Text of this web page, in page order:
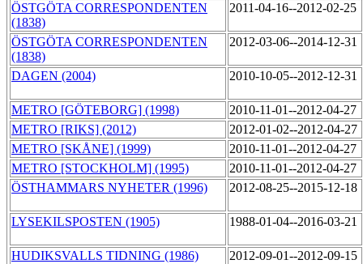
ÖSTGÖTA CORRESPONDENTEN
(1838)
2011-04-16--2012-02-25
ÖSTGÖTA CORRESPONDENTEN
(1838)
2012-03-06--2014-12-31
DAGEN (2004) 2010-10-05--2012-12-31
METRO [GÖTEBORG] (1998)
2010-11-01--2012-04-27
METRO [RIKS] (2012)
2012-01-02--2012-04-27
METRO [SKÅNE] (1999)
2010-11-01--2012-04-27
METRO [STOCKHOLM] (1995)
2010-11-01--2012-04-27
ÖSTHAMMARS NYHETER (1996)
2012-08-25--2015-12-18
LYSEKILSPOSTEN (1905) 1988-01-04--2016-03-21
HUDIKSVALLS TIDNING (1986) 2012-09-01--2012-09-15